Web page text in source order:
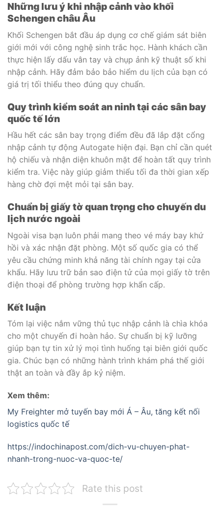
Những lưu ý khi nhập cảnh vào khối
Schengen châu Âu
Khối Schengen bắt đầu áp dụng cơ chế giám sát biên
giới mới với công nghệ sinh trắc học. Hành khách cần
thực hiện lấy dấu vân tay và chụp ảnh kỹ thuật số khi
nhập cảnh. Hãy đảm bảo bảo hiểm du lịch của bạn có
giá trị tối thiểu theo đúng quy chuẩn.
Quy trình kiểm soát an ninh tại các sân bay
quốc tế lớn
Hầu hết các sân bay trọng điểm đều đã lắp đặt cổng
nhập cảnh tự động Autogate hiện đại. Bạn chỉ cần quét
hộ chiếu và nhận diện khuôn mặt để hoàn tất quy trình
kiểm tra. Việc này giúp giảm thiểu tối đa thời gian xếp
hàng chờ đợi mệt mỏi tại sân bay.
Chuẩn bị giấy tờ quan trọng cho chuyến du
lịch nước ngoài
Ngoài visa bạn luôn phải mang theo vé máy bay khứ
hồi và xác nhận đặt phòng. Một số quốc gia có thể
yêu cầu chứng minh khả năng tài chính ngay tại cửa
khẩu. Hãy lưu trữ bản sao điện tử của mọi giấy tờ trên
điện thoại để phòng trường hợp khẩn cấp.
Kết luận
Tóm lại việc nắm vững thủ tục nhập cảnh là chìa khóa
cho một chuyến đi hoàn hảo. Sự chuẩn bị kỹ lưỡng
giúp bạn tự tin xử lý mọi tình huống tại biên giới quốc
gia. Chúc bạn có những hành trình khám phá thế giới
thật an toàn và đầy ắp kỷ niệm.
Xem thêm:
My Freighter mở tuyến bay mới Á – Âu, tăng kết nối
logistics quốc tế
https://indochinapost.com/dich-vu-chuyen-phat-
nhanh-trong-nuoc-va-quoc-te/
Rate this post